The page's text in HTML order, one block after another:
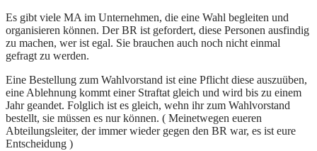
Es gibt viele MA im Unternehmen, die eine Wahl begleiten und
organisieren können. Der BR ist gefordert, diese Personen ausfindig
zu machen, wer ist egal. Sie brauchen auch noch nicht einmal
gefragt zu werden.
Eine Bestellung zum Wahlvorstand ist eine Pflicht diese auszuüben,
eine Ablehnung kommt einer Straftat gleich und wird bis zu einem
Jahr geandet. Folglich ist es gleich, wehn ihr zum Wahlvorstand
bestellt, sie müssen es nur können. ( Meinetwegen eueren
Abteilungsleiter, der immer wieder gegen den BR war, es ist eure
Entscheidung )